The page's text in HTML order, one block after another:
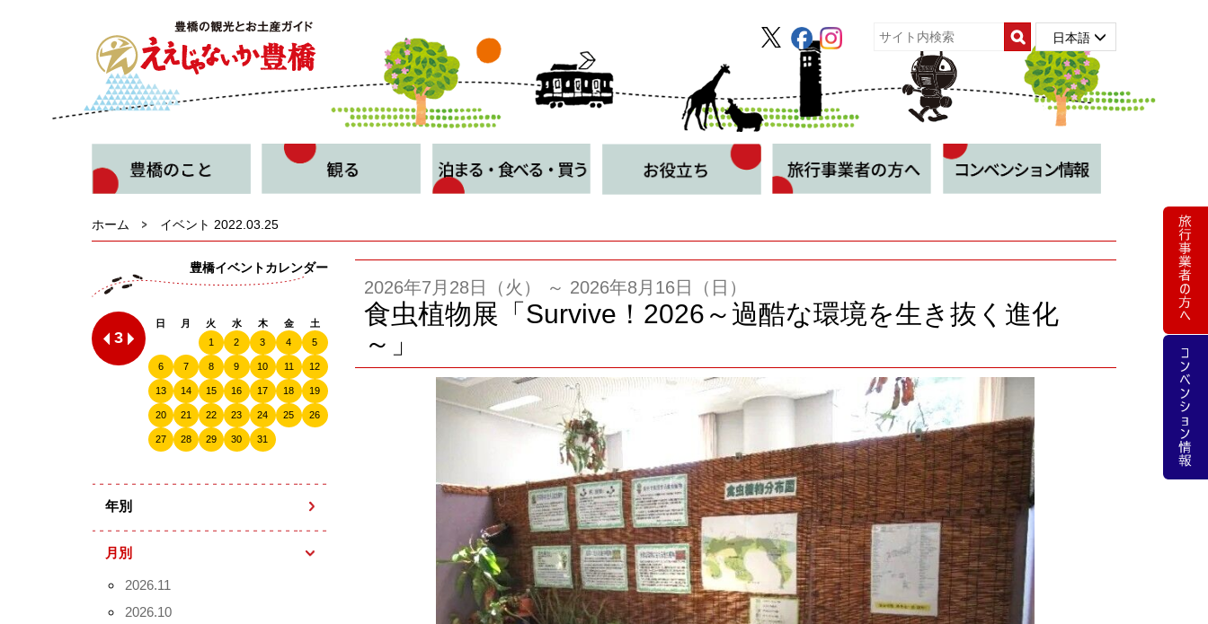
日本語
ホーム イベント 2022.03.25
2026年7月28日（火） ～ 2026年8月16日（日）
食虫植物展「Survive！2026～過酷な環境を生き抜く進化
～」
豊橋イベントカレンダー
3
日 月 火 水 木 金
土
1
2 3 4 5
6 7 8 9 10 11 12
13 14 15 16 17 18 19
20 21 22 23 24 25 26
27 28 29 30 31
年別
月別
2026.11
2026.10